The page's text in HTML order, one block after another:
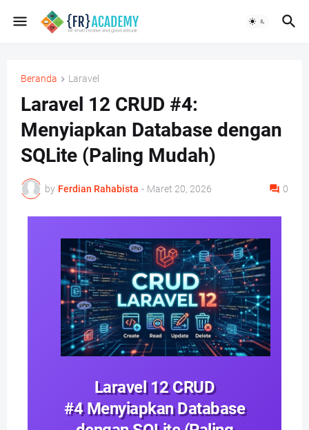
Beranda Laravel
Laravel 12 CRUD #4:
Menyiapkan Database dengan
SQLite (Paling Mudah)
by Ferdian Rahabista - Maret 20, 2026 0
Laravel 12 CRUD
#4 Menyiapkan Database